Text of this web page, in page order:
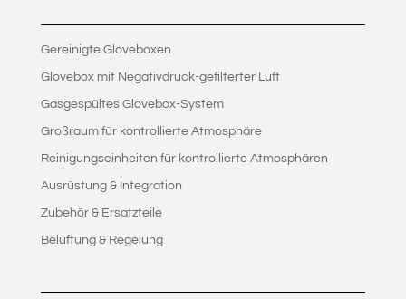
Gereinigte Gloveboxen
Glovebox mit Negativdruck-gefilterter Luft
Gasgespültes Glovebox-System
Großraum für kontrollierte Atmosphäre
Reinigungseinheiten für kontrollierte Atmosphären
Ausrüstung & Integration
Zubehör & Ersatzteile
Belüftung & Regelung